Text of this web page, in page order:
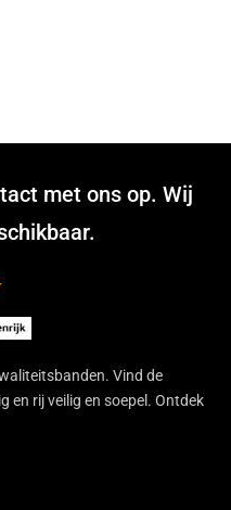
met ons op. Wij
Vind de
en rij veilig en soepel. Ontdek